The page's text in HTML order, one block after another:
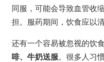
同服，可能会导致血管收
担。服药期间，饮食应以
还有一个容易被忽视的饮
啡、牛奶送服。很多人习